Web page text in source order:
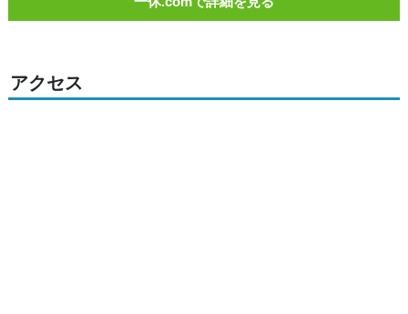
アクセス